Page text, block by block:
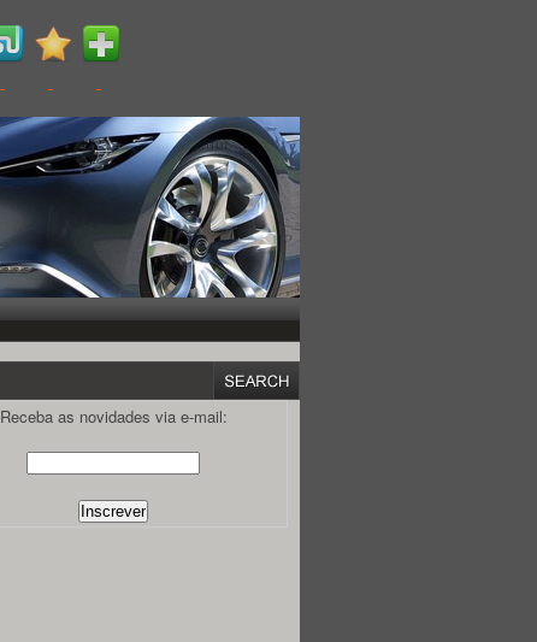
Receba as novidades via e-mail: